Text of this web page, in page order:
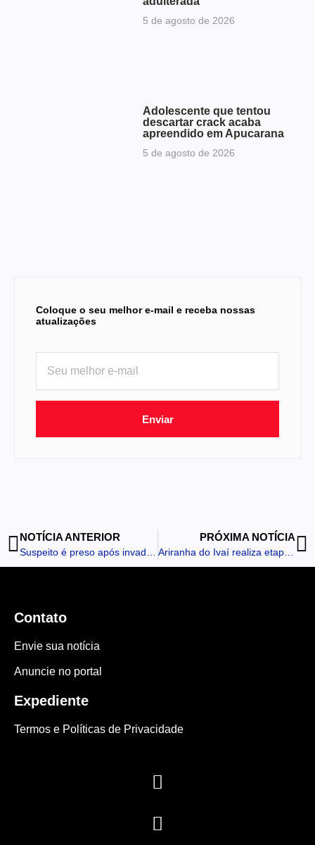
5 de agosto de 2026
Adolescente que tentou
descartar crack acaba
apreendido em Apucarana
5 de agosto de 2026
Coloque o seu melhor e-mail e receba nossas
atualizações
Enviar
NOTÍCIA ANTERIOR PRÓXIMA NOTÍCIA
Ariranha do Ivaí realiza etapa de diagnóstico do Projeto Bons Olhos Paraná
Contato
Envie sua notícia
Anuncie no portal
Expediente
Termos e Políticas de Privacidade